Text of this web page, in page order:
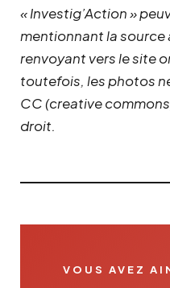
« Investig’Action »
mentionnant la source
renvoyant vers le site
toutefois, les photos
CC (creative
droit.
VOUS AVEZ